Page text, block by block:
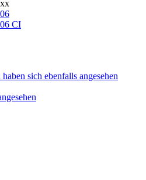
CI
sich ebenfalls angesehen